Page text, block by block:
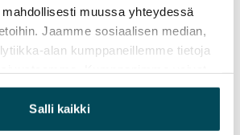
muussa yhteydessä
Jaamme sosiaalisen median,
alan kumppaneillemme tietoja
muihin tietoihin, joita olet antanut
kun olet käyttänyt heidän
Salli kaikki